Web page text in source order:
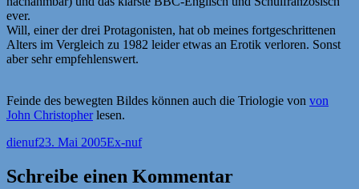
ever.
Will, einer der drei Protagonisten, hat ob meines fortgeschrittenen
Alters im Vergleich zu 1982 leider etwas an Erotik verloren. Sonst
aber sehr empfehlenswert.
Feinde des bewegten Bildes können auch die Triologie von von
John Christopherlesen.
Autor
dienufVeröffentlicht
23. Mai 2005Kategorien
Ex-nuf
Schreibe einen Kommentar